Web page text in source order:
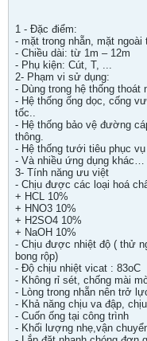
1 - Đặc điểm:
- mặt trong nhẵn, mặt
- Chiều dài: từ 1m – 12m
- Phụ kiện: Cút, T, ...
2- Phạm vi sử dụng:
- Dùng trong hệ thống
- Hệ thống ống dọc, cống
tốc..
- Hệ thống bảo vệ đường
thông.
- Hệ thống tưới tiêu phục vụ
- Và nhiều ứng dụng khác…
3- Tính năng ưu việt
- Chịu được các loại hoá
+ HCL 10%
+ HNO3 10%
+ H2SO4 10%
+ NaOH 10%
- Chịu được nhiệt độ ( thử
bong rộp)
- Độ chịu nhiệt vicat : 83oC
- Không rỉ sét, chống mài
- Lòng trong nhẵn nên trở
- Khả năng chịu va đập,
- Cuốn ống tại công trình
- Khối lượng nhẹ,vận